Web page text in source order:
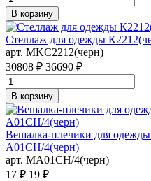
В корзину
Стеллаж для одежды
арт. MKC2212(черн)
30808 ₽ 36690 ₽
В корзину
Вешалка-плечики для одежды
A01CH/4(черн)
арт. MA01CH/4(черн)
17 ₽ 19 ₽